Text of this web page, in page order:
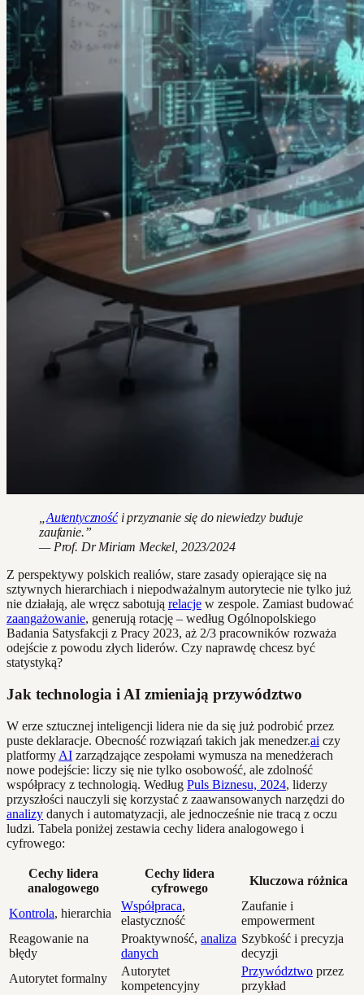
Autentycznośći przyznanie się do niewiedzy buduje
zaufanie.”
— Prof. Dr Miriam Meckel, 2023/2024
Z perspektywy polskich realiów, stare zasady opierające się na
sztywnych hierarchiach i niepodważalnym autorytecie nie tylko już
nie działają, ale wręcz sabotują relacje w zespole. Zamiast budować
zaangażowanie, generują rotację – według Ogólnopolskiego
Badania Satysfakcji z Pracy 2023, aż 2/3 pracowników rozważa
odejście z powodu złych liderów. Czy naprawdę chcesz być
statystyką?
Jak technologia i AI zmieniają przywództwo
W erze sztucznej inteligencji lidera nie da się już podrobić przez
puste deklaracje. Obecność rozwiązań takich jak menedzer.ai czy
platformy AI zarządzające zespołami wymusza na menedżerach
nowe podejście: liczy się nie tylko osobowość, ale zdolność
współpracy z technologią. Według Puls Biznesu, 2024, liderzy
przyszłości nauczyli się korzystać z zaawansowanych narzędzi do
analizy danych i automatyzacji, ale jednocześnie nie tracą z oczu
ludzi. Tabela poniżej zestawia cechy lidera analogowego i
cyfrowego:
Cechy lidera
analogowego
Cechy lidera
cyfrowego
Kluczowa różnica
Kontrola, hierarchia
Współpraca,
elastyczność
Zaufanie i
empowerment
Reagowanie na
błędy
Proaktywność, analiza
danych
Szybkość i precyzja
decyzji
Autorytet formalny
Autorytet
kompetencyjny
Przywództwo przez
przykład